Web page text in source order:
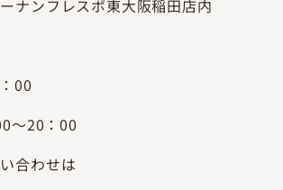
ナンフレスポ東大阪稲田店内
00
～20：00
合わせは